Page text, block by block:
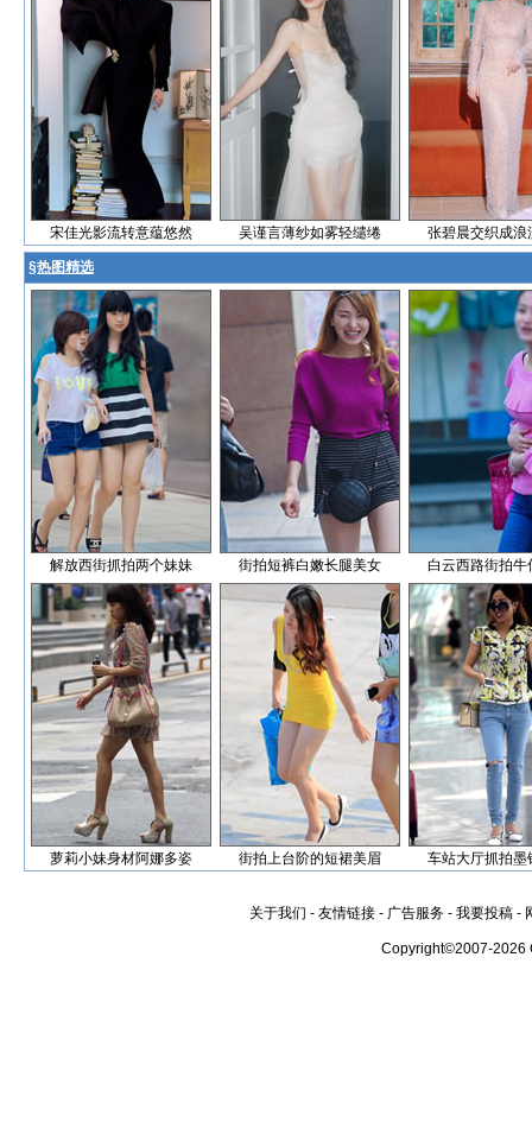
宋佳光影流转意蕴悠然 吴谨言薄纱如雾轻缱绻 张碧晨交织成浪
§热图精选
解放西街抓拍两个妹妹 街拍短裤白嫩长腿美女 白云西路街拍牛
萝莉小妹身材阿娜多姿 街拍上台阶的短裙美眉 车站大厅抓拍墨
关于我们 - 友情链接 - 广告服务 - 我要投稿 -
Copyright©2007-2026